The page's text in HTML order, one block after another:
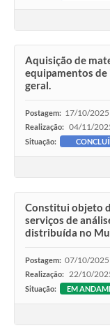
Aquisição de
equipamentos
geral.
Postagem: 17/10/2025
Realização: 04/11/
Situação:
Constitui objeto
serviços de
distribuída no
Postagem: 07/10/2025
Realização: 22/10/
Situação: EM